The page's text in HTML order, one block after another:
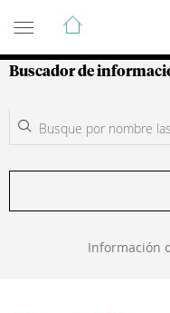
Guía de
Buscador de
Información